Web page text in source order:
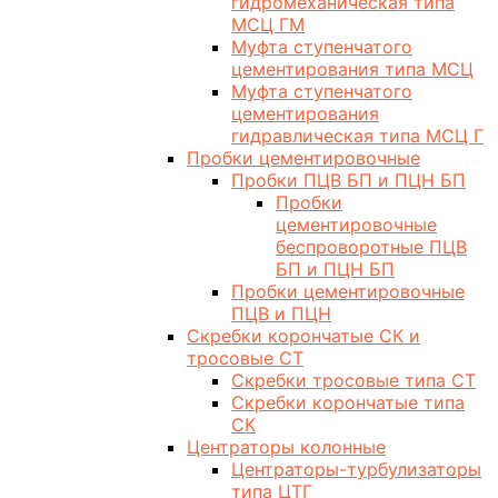
МСЦ ГМ
Муфта ступенчатого
цементирования типа МСЦ
Муфта ступенчатого
цементирования
гидравлическая типа МСЦ Г
Пробки цементировочные
Пробки ПЦВ БП и ПЦН БП
Пробки
цементировочные
беспроворотные ПЦВ
БП и ПЦН БП
Пробки цементировочные
ПЦВ и ПЦН
Скребки корончатые СК и
тросовые СТ
Скребки тросовые типа СТ
Скребки корончатые типа
СК
Центраторы колонные
Центраторы-турбулизаторы
типа ЦТГ